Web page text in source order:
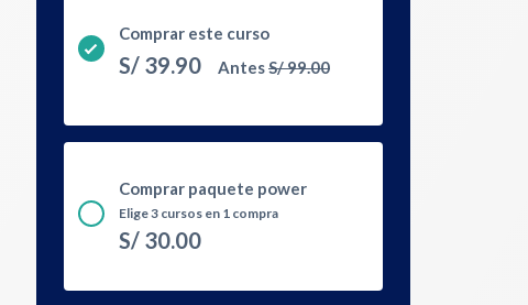
Comprar este curso
S/ 39.90 AntesS/99.00
Comprar paquete power
Elige 3 cursos en 1 compra
S/ 30.00